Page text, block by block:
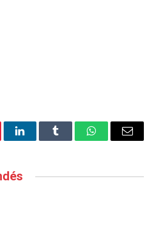
LinkedInTumblr WhatsAppEmail